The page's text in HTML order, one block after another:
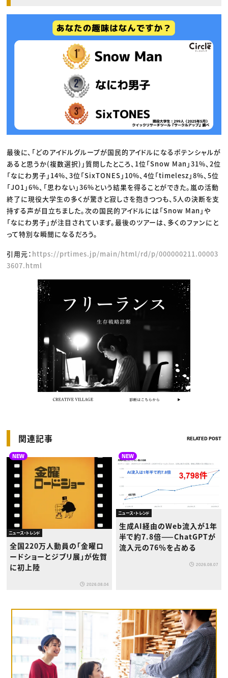
最後に、「どのアイドルグループが国民的アイドルになるポテンシャルが
あると思うか(複数選択)」質問したところ、1位「Snow Man」31%、2位
「なにわ男子」14%、3位「SixTONES」10%、4位「timelesz」8%、5位
「JO1」6%、「思わない」36%という結果を得ることができた。嵐の活動
終了に現役大学生の多くが驚きと寂しさを抱きつつも、5人の決断を支
持する声が目立ちました。次の国民的アイドルには「Snow Man」や
「なにわ男子」が注目されています。最後のツアーは、多くのファンにと
って特別な瞬間になるだろう。
引用元： https://prtimes.jp/main/html/rd/p/000000211.00003
3607.html
関連記事 RELATED POST
NEW
ニュース・トレンド
全国220万人動員の「金曜ロ
ードショーとジブリ展」が佐賀
に初上陸
2026.08.04
NEW
ニュース・トレンド
生成AI経由のWeb流入が1年
半で約7.8倍——ChatGPTが
流入元の76％を占める
2026.08.07